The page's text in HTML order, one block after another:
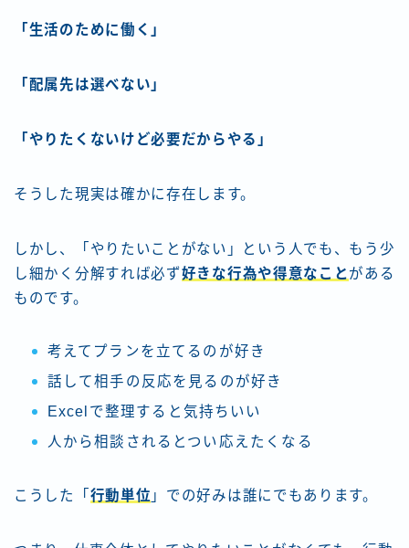
「生活のために働く」
「配属先は選べない」
「やりたくないけど必要だからやる」
そうした現実は確かに存在します。
しかし、「やりたいことがない」という人でも、もう少
し細かく分解すれば必ず好きな行為や得意なことがある
ものです。
考えてプランを立てるのが好き
話して相手の反応を見るのが好き
Excelで整理すると気持ちいい
人から相談されるとつい応えたくなる
こうした「 行動単位 」での好みは誰にでもあります。